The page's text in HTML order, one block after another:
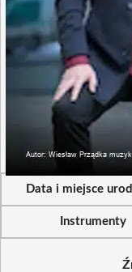
Data i miejsce
Instrumenty